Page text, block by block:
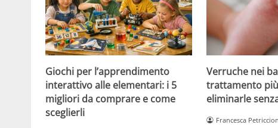
Giochi per l’apprendimento
interattivo alle elementari: i 5
migliori da comprare e come
sceglierli
Verruche nei
trattamento
eliminarle
Francesca